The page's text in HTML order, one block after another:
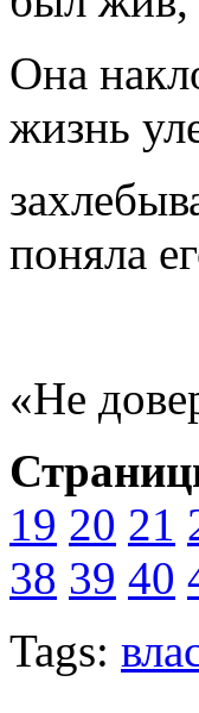
Она
жизнь
поняла
«Не
19 20 21
38 39 40
Tags: